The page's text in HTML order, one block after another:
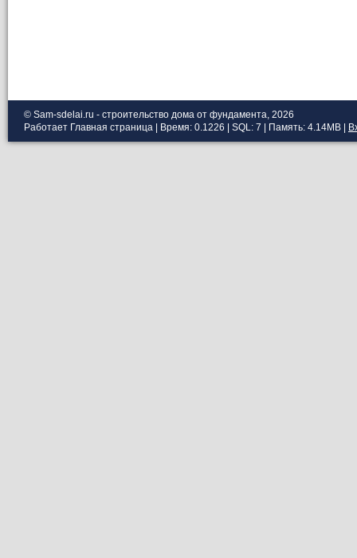
© Sam-sdelai.ru - строительство дома от фундамента, 2026
Работает Главная страница | Время: 0.1226 | SQL: 7 | Память: 4.14MB